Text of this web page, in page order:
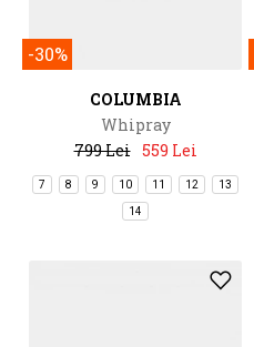
-30%
COLUMBIA
Whipray
799 Lei 559 Lei
7 8 9 10 11 12 13
14